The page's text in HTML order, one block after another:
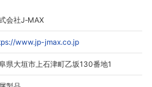
会社J‐MAX
www.jp-jmax.co.jp
県大垣市上石津町乙坂130番地1